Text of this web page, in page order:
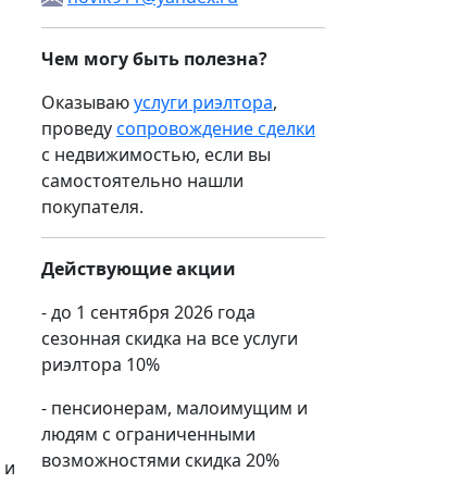
Чем могу быть полезна?
Оказываюуслуги риэлтора,
проведусопровождение сделки
с недвижимостью, если вы
самостоятельно нашли
покупателя.
Действующие акции
- до 1 сентября 2026 года
сезонная скидка на все услуги
риэлтора 10%
- пенсионерам, малоимущим и
людям с ограниченными
возможностями скидка 20%